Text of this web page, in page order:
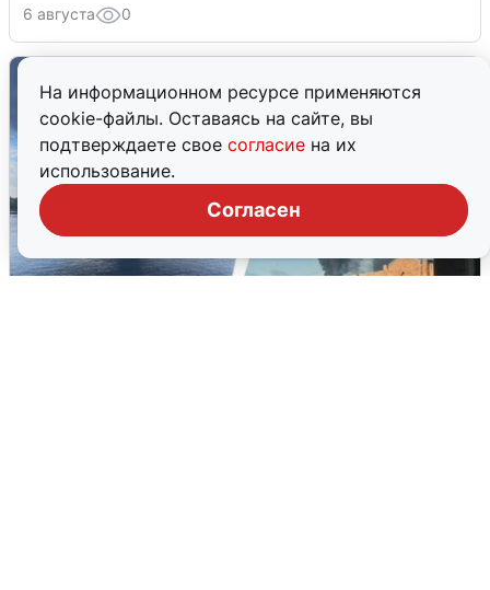
На информационном ресурсе применяются
cookie-файлы. Оставаясь на сайте, вы
подтверждаете свое согласие на их
использование.
Согласен
6 августа 0